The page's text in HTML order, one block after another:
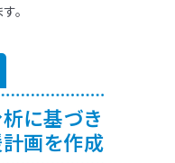
。
に基づき
画を作成